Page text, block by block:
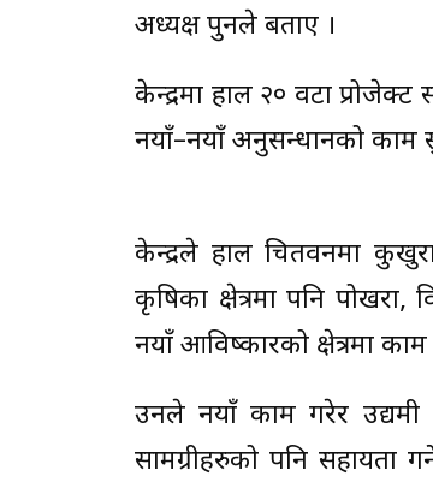
अध्यक्ष पुनले बताए ।
केन्द्रमा हाल २० वटा प्रोजेक्ट
नयाँ–नयाँ अनुसन्धानको काम
केन्द्रले हाल चितवनमा
कृषिका क्षेत्रमा पनि
नयाँ आविष्कारको क्षेत्रमा काम
उनले नयाँ काम गरेर
सामग्रीहरुको पनि सहायता